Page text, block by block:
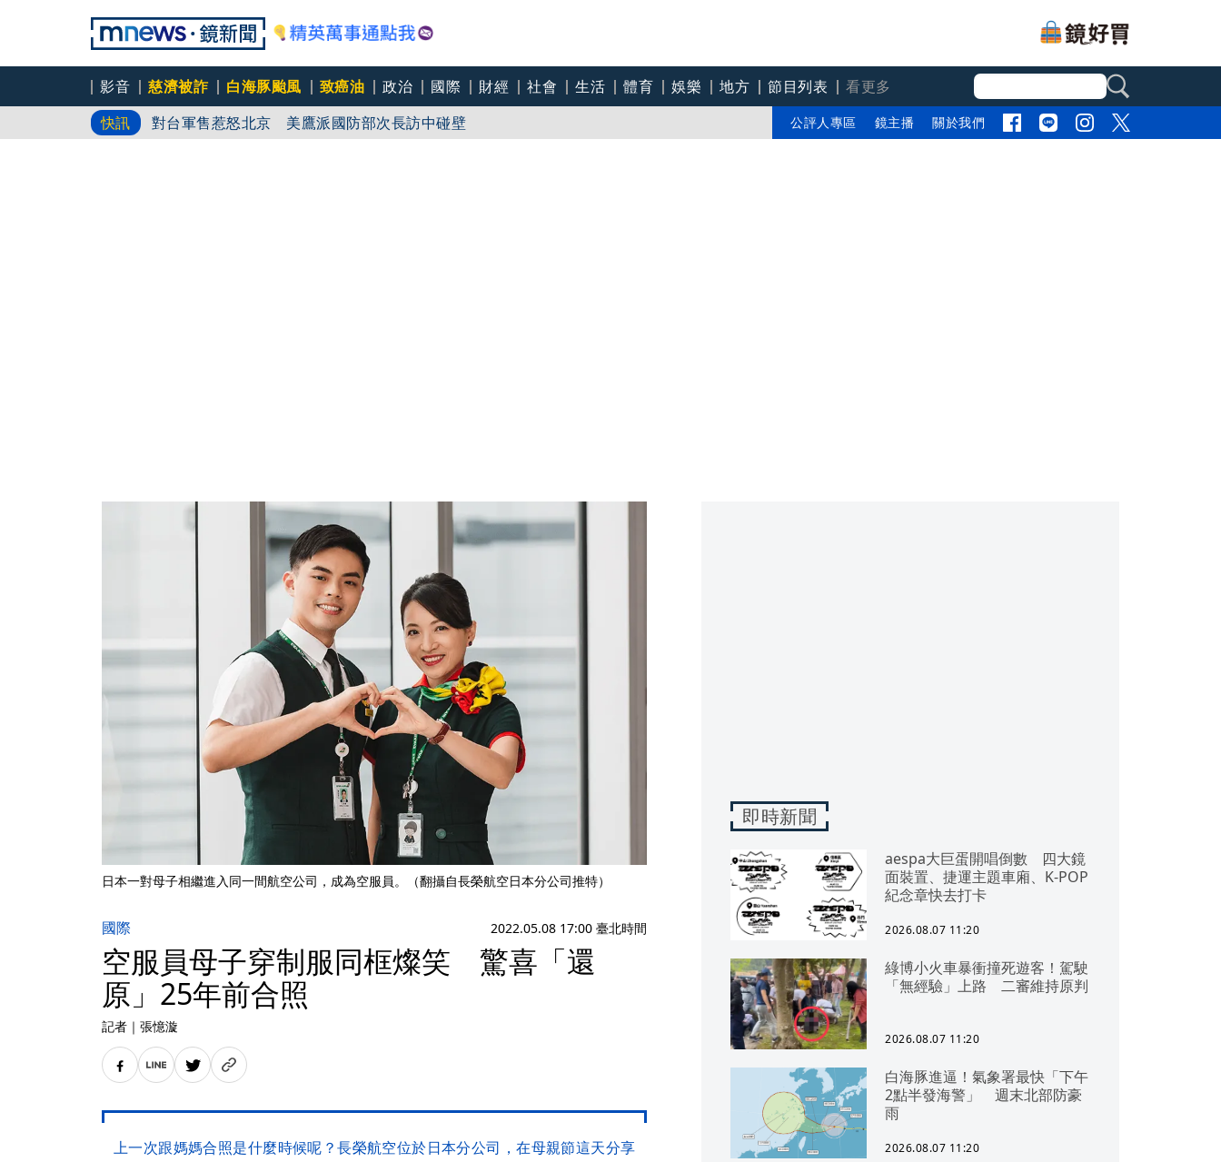
影音 慈濟被詐 白海豚颱風 致癌油 政治 國際 財經 社會 生活 體育 娛樂 地方 節目列表
看更多
快訊
志祺七七踢爆中國賣家在網購平台租人頭！ 吳欣岱：完美偽裝成台灣微型企業
對台軍售惹怒北京 美鷹派國防部次長訪中碰壁
公評人專區 鏡主播 關於我們
日本一對母子相繼進入同一間航空公司，成為空服員。（翻攝自長榮航空日本分公司推特）
國際 2022.05.08 17:00 臺北時間
空服員母子穿制服同框燦笑 驚喜「還
原」25年前合照
記者 ｜ 張憶漩
上一次跟媽媽合照是什麼時候呢？長榮航空位於日本分公司，在母親節這天分享
即時新聞
aespa大巨蛋開唱倒數 四大鏡
面裝置、捷運主題車廂、K-POP
紀念章快去打卡
2026.08.07 11:20
綠博小火車暴衝撞死遊客！駕駛
「無經驗」上路 二審維持原判
2026.08.07 11:20
白海豚進逼！氣象署最快「下午
2點半發海警」 週末北部防豪
雨
2026.08.07 11:20